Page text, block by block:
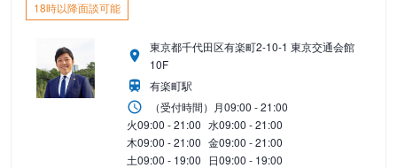
18時以降面談可能
東京都千代田区有楽町2-10-1 東京交通会館
10F
有楽町駅
（受付時間） 月09:00 - 21:00
火09:00 - 21:00 水09:00 - 21:00
木09:00 - 21:00 金09:00 - 21:00
土09:00 - 19:00 日09:00 - 19:00